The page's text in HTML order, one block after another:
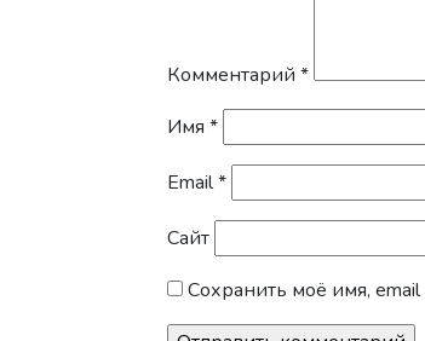
Комментарий *
Имя *
Email*
Сайт
Сохранить моё имя,